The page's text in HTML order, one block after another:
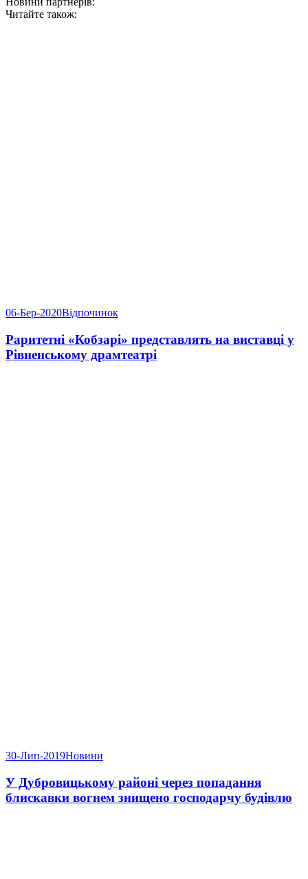
Читайте також:
06-Бер-2020Відпочинок
Раритетні «Кобзарі» представлять на виставці у
Рівненському драмтеатрі
30-Лип-2019Новини
У Дубровицькому районі через попадання
блискавки вогнем знищено господарчу будівлю